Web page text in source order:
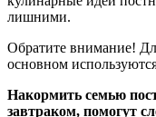
лишними.
Обратите внимание!
основном
Накормить семью
завтраком, помогут